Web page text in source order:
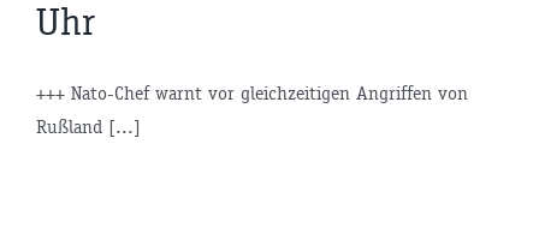
Uhr
+++ Nato-Chef warnt vor gleichzeitigen Angriffen von
Rußland [...]